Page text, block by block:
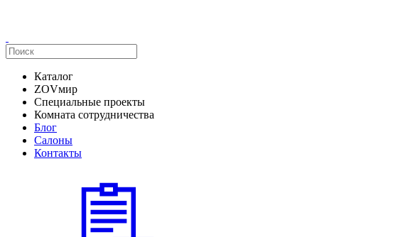
Каталог
ZOVмир
Специальные проекты
Комната сотрудничества
Блог
Салоны
Контакты